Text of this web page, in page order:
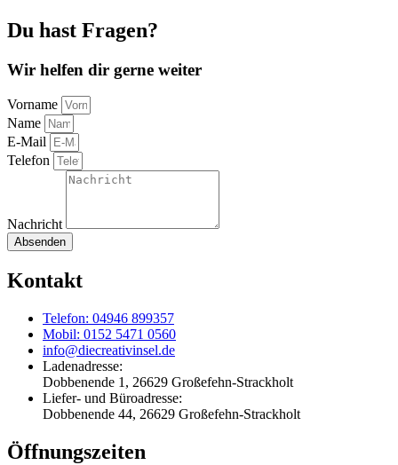
Du hast Fragen?
Wir helfen dir gerne weiter
Vorname
Name
E-Mail
Telefon
Nachricht
Absenden
Kontakt
Telefon: 04946 899357
Mobil: 0152 5471 0560
info@diecreativinsel.de
Ladenadresse:
Dobbenende 1, 26629 Großefehn-Strackholt
Liefer- und Büroadresse:
Dobbenende 44, 26629 Großefehn-Strackholt
Öffnungszeiten